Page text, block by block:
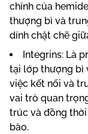
chính của
thượng bì và
dính chặt chẽ
Integrins: Là
tại lớp thượng bì
việc kết nối và
vai trò quan
trúc và đồng
bào.